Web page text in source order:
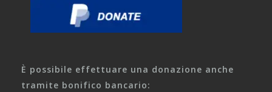
È possibile effettuare una donazione anche
tramite bonifico bancario: